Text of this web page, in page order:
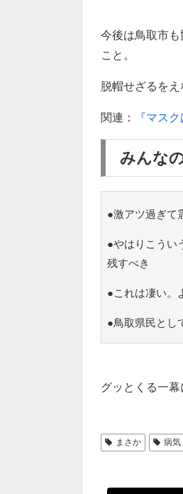
今後は鳥取市
こと。
脱帽せざるを
関連： 『マス
みんな
●激アツ過ぎて
●やはりこうい
残すべき
●これは凄い。
●鳥取県民とし
グッとくる一
まさか 病気